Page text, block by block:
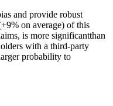
and provide robust
on average) of this
is more significantthan
with a third-party
probability to